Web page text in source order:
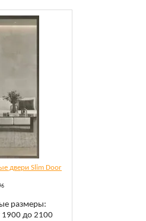
двери Slim Door
размеры:
1900 до 2100